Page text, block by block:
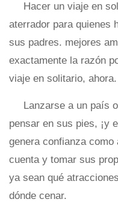
Hacer un viaje en
aterrador para quienes
sus padres. mejores
exactamente la razón
viaje en solitario, ahora.
Lanzarse a un país
pensar en sus pies, ¡y
genera confianza
cuenta y tomar sus
ya sean qué
dónde cenar.